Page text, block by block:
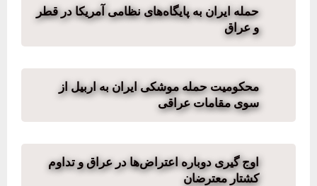
حمله ایران به پایگاه‌های نظامی آمریکا در قطر
و عراق
محکومیت حمله موشکی ایران به اربیل از
سوی مقامات عراقی
اوج گیری دوباره اعتراض‌ها در عراق و تداوم
کشتار معترضان